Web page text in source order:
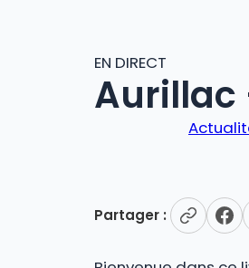
EN DIRECT
Aurillac
Partager :